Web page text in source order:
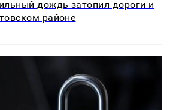
дождь затопил дороги и
районе